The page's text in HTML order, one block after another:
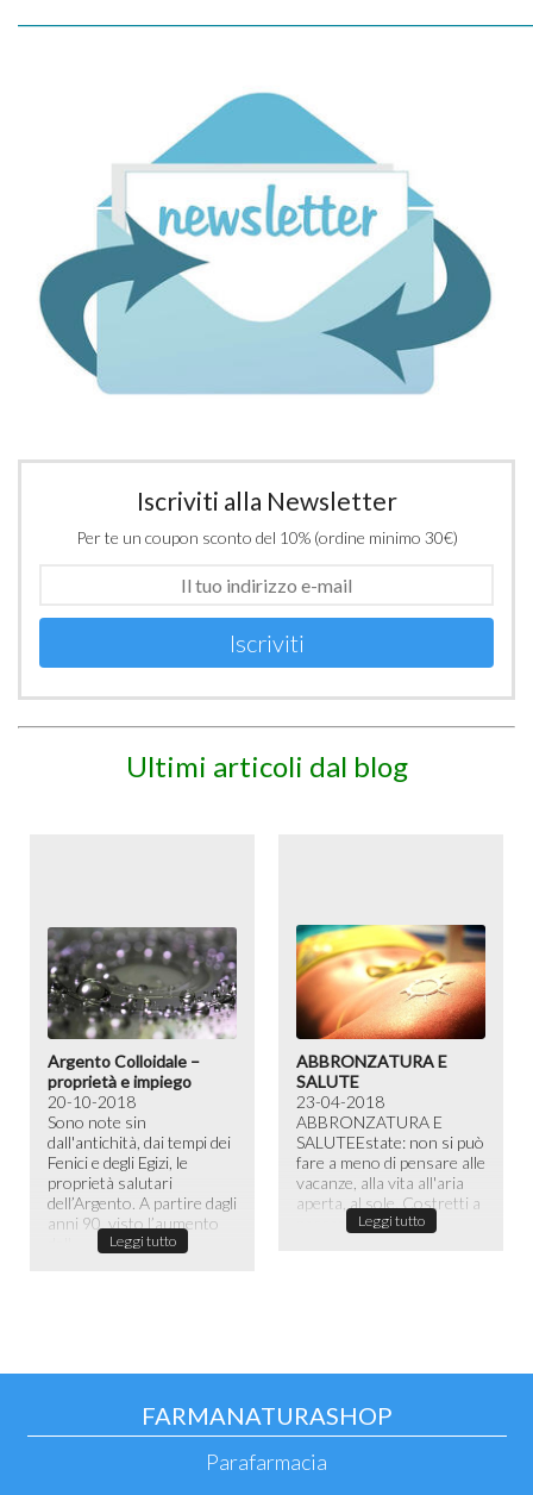
Iscriviti alla Newsletter
Per te un coupon sconto del 10% (ordine minimo 30€)
Iscriviti
Ultimi articoli dal blog
Argento Colloidale –
proprietà e impiego
20-10-2018
Sono note sin
dall'antichità, dai tempi dei
Fenici e degli Egizi, le
proprietà salutari
dell’Argento. A partire dagli
anni 90, visto l’aumento
Leggi tutto
ABBRONZATURA E
SALUTE
23-04-2018
ABBRONZATURA E
SALUTE​ Estate: non si può
fare a meno di pensare alle
vacanze, alla vita all'aria
aperta, al sole. Costretti a
passare la maggior ...
Leggi tutto
FARMANATURASHOP
Parafarmacia